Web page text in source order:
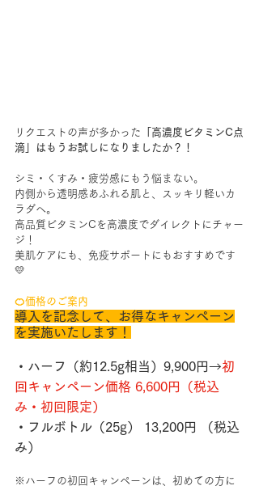
リクエストの声が多かった 「高濃度ビタミンC点
滴」はもうお試しになりましたか？！
シミ・くすみ・疲労感にもう悩まない。
内側から透明感あふれる肌と、スッキリ軽いカ
ラダへ。
高品質ビタミンCを高濃度でダイレクトにチャー
ジ！
美肌ケアにも、免疫サポートにもおすすめです
💛
🍊価格のご案内
導入を記念して、お得なキャンペーン
を実施いたします！
・ハーフ（約12.5g相当）9,900円→初
回キャンペーン価格 6,600円（税込
み・初回限定）
・フルボトル（25g） 13,200円 （税込
み）
※ハーフの初回キャンペーンは、初めての方に